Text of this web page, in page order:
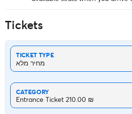
Tickets
מחיר מלא
TICKET TYPE
Entrance Ticket ‏210.00 ₪
CATEGORY